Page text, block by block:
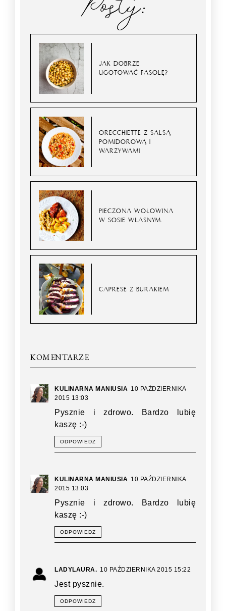
JAK DOBRZE
UGOTOWAĆ FASOLĘ?
ORECCHIETTE Z SALSĄ
POMIDOROWĄ I
WARZYWAMI
PIECZONA WOŁOWINA
W SOSIE WŁASNYM.
CAPRESE Z BURAKIEM
KOMENTARZE
KULINARNA MANIUSIA 10 PAŹDZIERNIKA
2015 13:03
Pysznie i zdrowo. Bardzo lubię
kaszę :-)
ODPOWIEDZ
KULINARNA MANIUSIA 10 PAŹDZIERNIKA
2015 13:03
Pysznie i zdrowo. Bardzo lubię
kaszę :-)
ODPOWIEDZ
LADYLAURA. 10 PAŹDZIERNIKA 2015 15:22
Jest pysznie.
ODPOWIEDZ